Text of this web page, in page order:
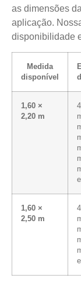
as dimensões
aplicação.
disponibilidade
Medida
disponível
1,60 ×
2,20 m
1,60 ×
2,50 m